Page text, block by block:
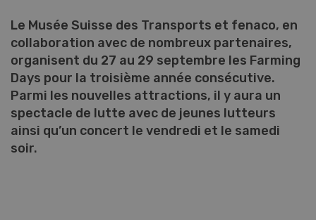
Le Musée Suisse des Transports et fenaco, en
collaboration avec de nombreux partenaires,
organisent du 27 au 29 septembre les Farming
Days pour la troisième année consécutive.
Parmi les nouvelles attractions, il y aura un
spectacle de lutte avec de jeunes lutteurs
ainsi qu’un concert le vendredi et le samedi
soir.